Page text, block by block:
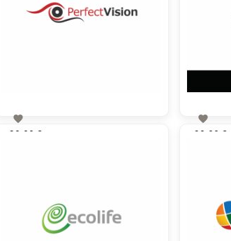

90,00 €

90,00 €